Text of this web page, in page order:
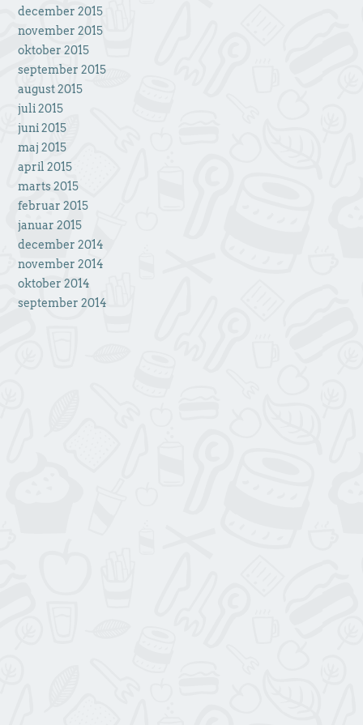
december 2015
november 2015
oktober 2015
september 2015
august 2015
juli 2015
juni 2015
maj 2015
april 2015
marts 2015
februar 2015
januar 2015
december 2014
november 2014
oktober 2014
september 2014